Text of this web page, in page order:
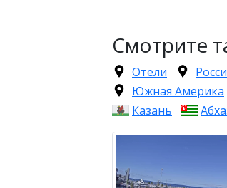
Смотрите
Отели
Южная Америка
Казань